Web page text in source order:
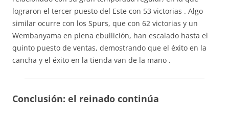
lograron el tercer puesto del Este con 53 victorias . Algo
similar ocurre con los Spurs, que con 62 victorias y un
Wembanyama en plena ebullición, han escalado hasta el
quinto puesto de ventas, demostrando que el éxito en la
cancha y el éxito en la tienda van de la mano .
Conclusión: el reinado continúa